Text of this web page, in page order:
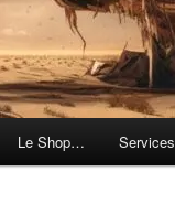
Le Shop… Services